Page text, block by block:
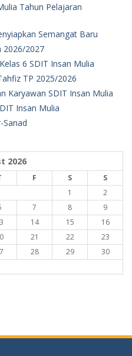
Tahun Pelajaran
Semangat Baru
2026/2027
6 SDIT Insan Mulia
TP 2025/2026
Karyawan SDIT Insan Mulia
Insan Mulia
Sanad
2026
F S
S
1
2
7 8
9
14 15
16
21 22
23
28 29
30